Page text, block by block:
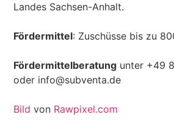
Landes Sachsen-Anhalt.
Fördermittel: Zuschüsse bis zu
Fördermittelberatung unter +49
oder info@subventa.de
Bild von Rawpixel.com